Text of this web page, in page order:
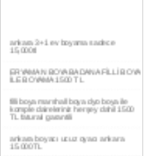
ERYAMAN BOYA BADANA FİLLİ BOYA
İLE BOYAMA 1500 TL
filli boya marshall boya dyo boya ile
komple daireleriniz herşey dahil 1500
ankara boyacı ucuz oyacı ankara
15.000TL
YAŞAMKENT DAİRE BOYAMA 1000TL
EV,İŞYERİ BOYA BADANA USTASI